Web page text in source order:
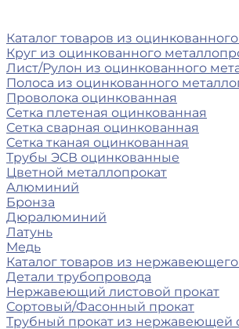
Каталог товаров из
Круг из оцинкованного
Лист/Рулон из оцинкованного
Полоса из оцинкованного
Проволока оцинкованная
Сетка плетеная оцинкованная
Сетка сварная оцинкованная
Сетка тканая оцинкованная
Трубы ЭСВ оцинкованные
Цветной металлопрокат
Алюминий
Бронза
Дюралюминий
Латунь
Медь
Каталог товаров из
Детали трубопровода
Нержавеющий листовой прокат
Сортовый/Фасонный прокат
Трубный прокат из нержавеющей